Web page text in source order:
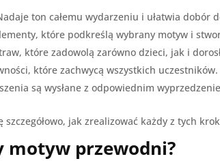
ton całemu wydarzeniu i ułatwia dobór
które podkreślą wybrany motyw i
które zadowolą zarówno dzieci, jak i
które zachwycą wszystkich uczestników.
są wysłane z odpowiednim
jak zrealizować każdy z tych
motyw przewodni?